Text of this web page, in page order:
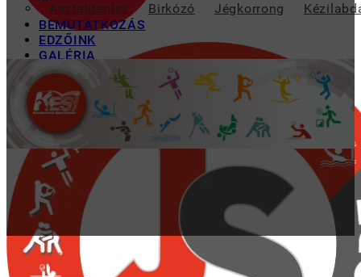
Asztalitenisz Birkózó Jégkorrong
BEMUTATKOZÁS
EDZŐINK
GALÉRIA
TAO
KAPCSOLAT